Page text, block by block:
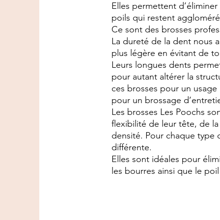
Elles permettent
poils qui restent
Ce sont des brosses
La dureté de la dent nous
plus légère en évitant de
Leurs longues dents
pour autant altérer la
ces brosses pour un
pour un brossage
Les brosses Les Poochs
flexibilité de leur tête, de
densité. Pour chaque type
différente.
Elles sont idéales pour
les bourres ainsi que le